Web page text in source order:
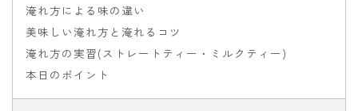
淹れ方による味の違い
美味しい淹れ方と淹れるコツ
淹れ方の実習(ストレートティー・ミルクティー)
本日のポイント